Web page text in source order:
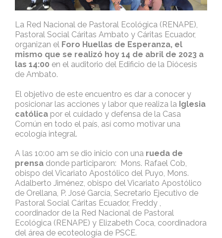
La Red Nacional de Pastoral Ecológica (RENAPE),
Pastoral Social Cáritas Ambato y Cáritas Ecuador,
organizan el Foro Huellas de Esperanza, el
mismo que se realizó hoy 14 de abril de 2023 a
las 14:00 en el auditorio del Edificio de la Diócesis
de Ambato.
El objetivo de este encuentro es dar a conocer y
posicionar las acciones y labor que realiza la Iglesia
católica por el cuidado y defensa de la Casa
Común en todo el país, así como motivar una
ecología integral.
A las 10:00 am se dio inicio con una rueda de
prensa donde participaron: Mons. Rafael Cob,
obispo del Vicariato Apostólico del Puyo, Mons.
Adalberto Jiménez, obispo del Vicariato Apostólico
de Orellana, P. José García, Secretario Ejecutivo de
Pastoral Social Cáritas Ecuador, Freddy ,
coordinador de la Red Nacional de Pastoral
Ecológica (RENAPE) y Elizabeth Coca, coordinadora
del área de ecoteología de PSCE.